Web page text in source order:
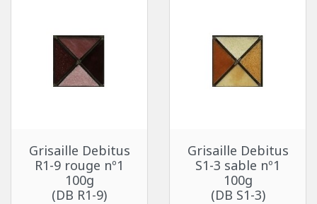
Grisaille Debitus
R1-9 rouge nº1
100g
(DB R1-9)
Grisaille Debitus
S1-3 sable nº1
100g
(DB S1-3)